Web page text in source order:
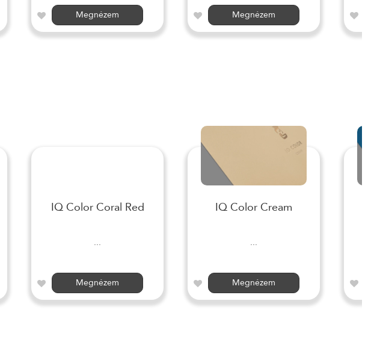
Megnézem
Megnézem
IQ Color Coral Red
...
Megnézem
IQ Color Cream
...
Megnézem